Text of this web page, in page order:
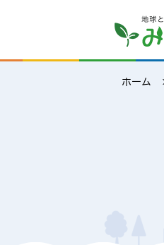
ホーム